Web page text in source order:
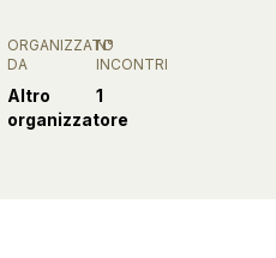
ORGANIZZATO
DA
Altro
organizzatore
N°
INCONTRI
1